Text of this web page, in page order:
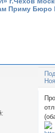
Приму Бюро